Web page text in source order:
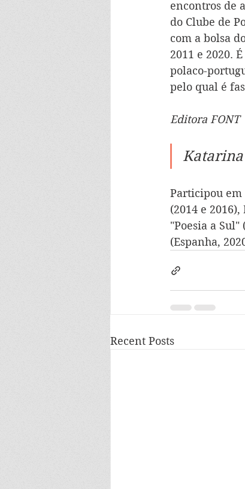
encontros de
do Clube de
com a bolsa
2011 e 2020.
polaco-
pelo qual é
Editora FONT
Participou em
(2014 e
"Poesia a
(Espanha,
Recent Posts